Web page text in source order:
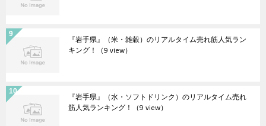
『岩手県』（米・雑穀）のリアルタイム売れ筋人気ラン
キング！ （9 view）
『岩手県』（水・ソフトドリンク）のリアルタイム売れ
筋人気ランキング！ （9 view）